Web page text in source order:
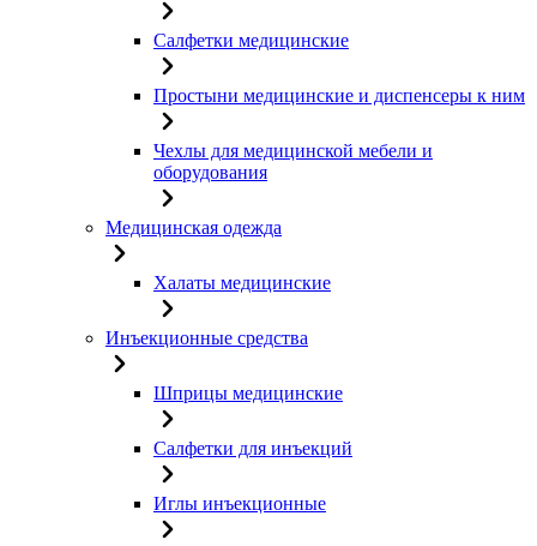
Салфетки медицинские
Простыни медицинские и диспенсеры к ним
Чехлы для медицинской мебели и
оборудования
Медицинская одежда
Халаты медицинские
Инъекционные средства
Шприцы медицинские
Салфетки для инъекций
Иглы инъекционные